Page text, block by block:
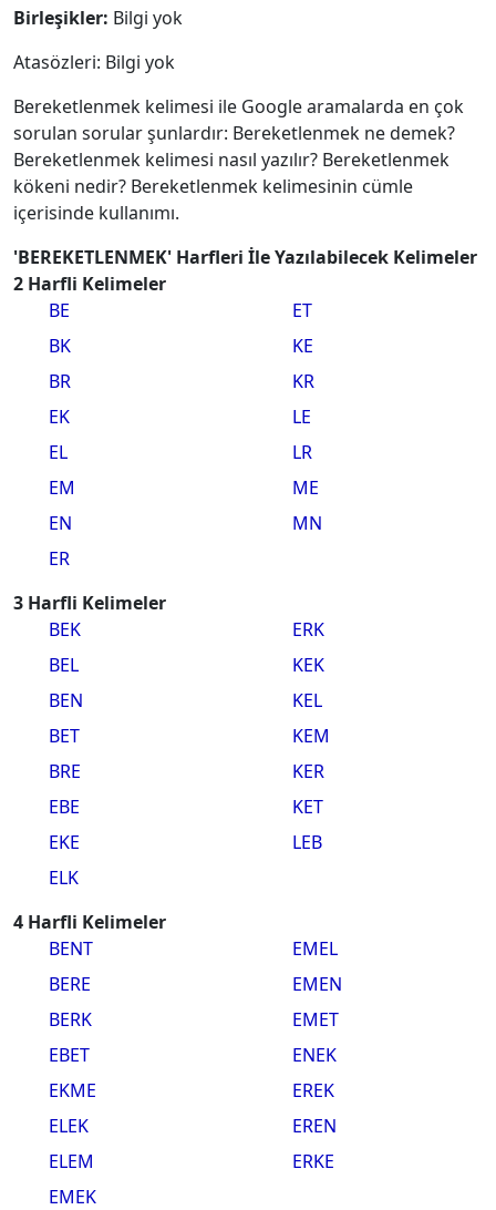
Birleşikler: Bilgi yok
Atasözleri: Bilgi yok
Bereketlenmek kelimesi ile Google aramalarda en çok
sorulan sorular şunlardır: Bereketlenmek ne demek?
Bereketlenmek kelimesi nasıl yazılır? Bereketlenmek
kökeni nedir? Bereketlenmek kelimesinin cümle
içerisinde kullanımı.
'BEREKETLENMEK' Harfleri İle Yazılabilecek Kelimeler
2 Harfli Kelimeler
BE
BK
BR
EK
EL
EM
EN
ER
ET
KE
KR
LE
LR
ME
MN
3 Harfli Kelimeler
BEK
BEL
BEN
BET
BRE
EBE
EKE
ELK
ERK
KEK
KEL
KEM
KER
KET
LEB
4 Harfli Kelimeler
BENT
BERE
BERK
EBET
EKME
ELEK
ELEM
EMEK
EMEL
EMEN
EMET
ENEK
EREK
EREN
ERKE